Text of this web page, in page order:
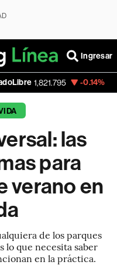
Ingresar
-0.14% Banco de
las
para
verano en
de los parques
lo que necesita saber
en la práctica.